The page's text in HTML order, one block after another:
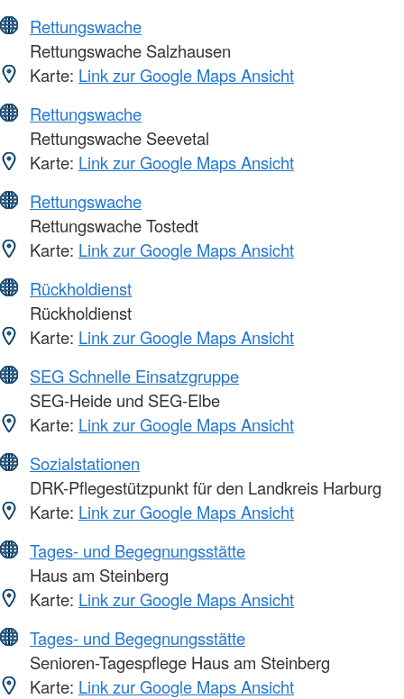
Rettungswache
Rettungswache Salzhausen
Karte: Link zur Google Maps Ansicht
Rettungswache
Rettungswache Seevetal
Karte: Link zur Google Maps Ansicht
Rettungswache
Rettungswache Tostedt
Karte: Link zur Google Maps Ansicht
Rückholdienst
Rückholdienst
Karte: Link zur Google Maps Ansicht
SEG Schnelle Einsatzgruppe
SEG-Heide und SEG-Elbe
Karte: Link zur Google Maps Ansicht
Sozialstationen
DRK-Pflegestützpunkt für den Landkreis Harburg
Karte: Link zur Google Maps Ansicht
Tages- und Begegnungsstätte
Haus am Steinberg
Karte: Link zur Google Maps Ansicht
Tages- und Begegnungsstätte
Senioren-Tagespflege Haus am Steinberg
Karte: Link zur Google Maps Ansicht